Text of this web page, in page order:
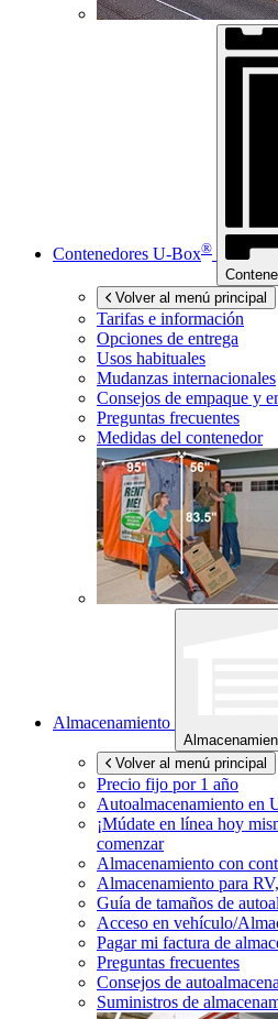
Contenedores U-Box®
Volver al menú principal
Tarifas e información
Opciones de entrega
Usos habituales
Mudanzas internacionales
Consejos de empaque y
Preguntas frecuentes
Medidas del contenedor
Almacenamiento
Volver al menú principal
Precio fijo por 1 año
Autoalmacenamiento en
¡Múdate en línea hoy
comenzar
Almacenamiento con
Almacenamiento para
Guía de tamaños de
Acceso en vehículo/
Pagar mi factura de
Preguntas frecuentes
Consejos de
Suministros de